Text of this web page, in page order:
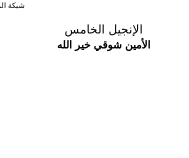
شبكة
الإنجيل الخامس
الأمين شوقي خير الله